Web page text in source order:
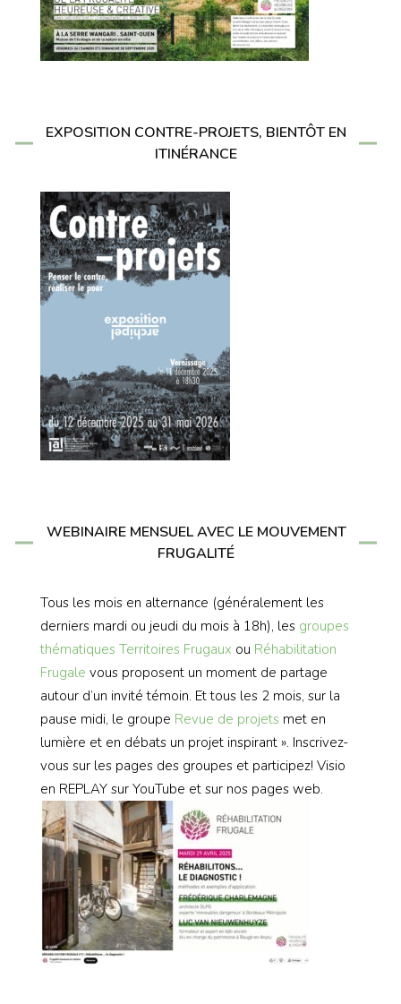
EXPOSITION CONTRE-PROJETS, BIENTÔT EN
ITINÉRANCE
WEBINAIRE MENSUEL AVEC LE MOUVEMENT
FRUGALITÉ
Tous les mois en alternance (généralement les
derniers mardi ou jeudi du mois à 18h), les groupes
thématiques Territoires Frugaux ou Réhabilitation
Frugale vous proposent un moment de partage
autour d’un invité témoin. Et tous les 2 mois, sur la
pause midi, le groupe Revue de projets met en
lumière et en débats un projet inspirant ». Inscrivez-
vous sur les pages des groupes et participez! Visio
en REPLAY sur YouTube et sur nos pages web.